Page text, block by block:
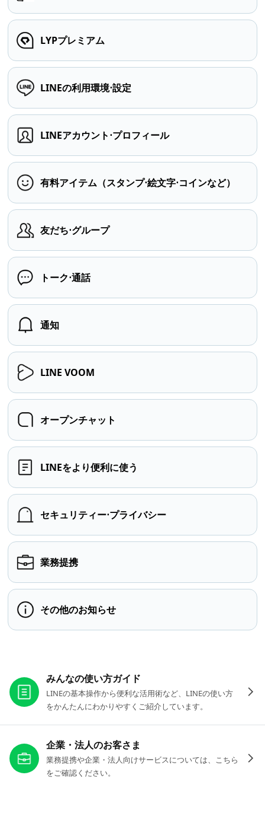
LYPプレミアム
LINEの利用環境⋅設定
LINEアカウント⋅プロフィール
有料アイテム（スタンプ⋅絵文字⋅コインなど）
友だち⋅グループ
トーク⋅通話
通知
LINE VOOM
オープンチャット
LINEをより便利に使う
セキュリティー⋅プライバシー
業務提携
その他のお知らせ
みんなの使い方ガイド
LINEの基本操作から便利な活用術など、LINEの使い方
をかんたんにわかりやすくご紹介しています。
企業・法人のお客さま
業務提携や企業・法人向けサービスについては、こちら
をご確認ください。